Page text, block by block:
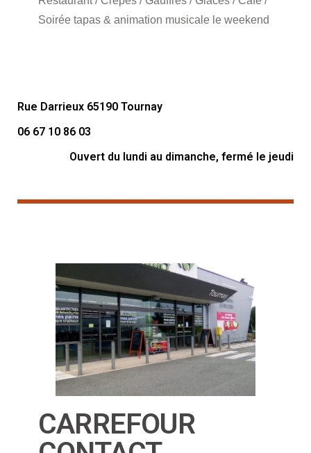
Soirée tapas & animation musicale le weekend
Rue Darrieux 65190 Tournay
06 67 10 86 03
Ouvert du lundi au dimanche, fermé le jeudi
CARREFOUR